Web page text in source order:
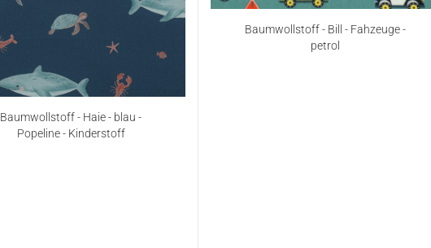
Baumwollstoff - Haie - blau -
Popeline - Kinderstoff
Baumwollstoff - Bill - Fahzeuge -
petrol